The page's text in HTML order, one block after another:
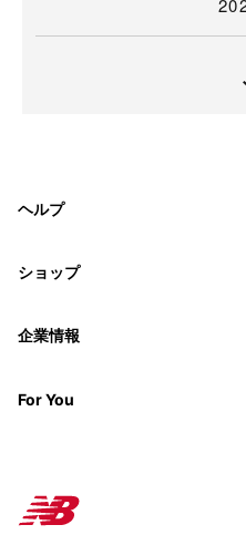
ヘルプ
ショップ
企業情報
For You